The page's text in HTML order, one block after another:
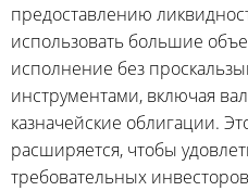
предоставлению
использовать большие
исполнение без
инструментами, включая
казначейские облигации.
расширяется, чтобы
требовательных